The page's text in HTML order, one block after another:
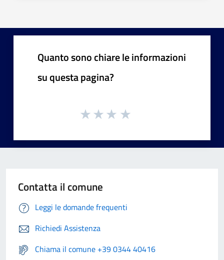
Quanto sono chiare le informazioni
su questa pagina?
Contatta il comune
Leggi le domande frequenti
Richiedi Assistenza
Chiama il comune +39 0344 40416